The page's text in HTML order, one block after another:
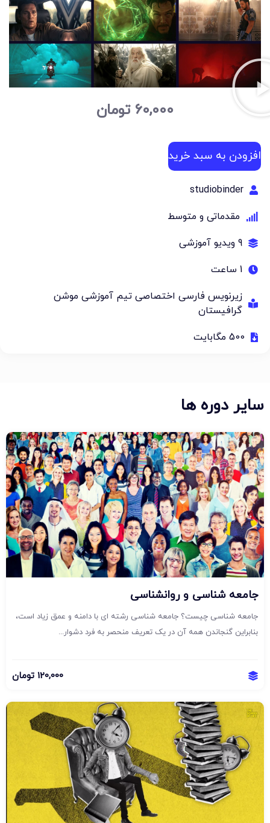
60,000 تومان
افزودن به سبد خرید
studiobinder
مقدماتی و متوسط
9 ویدیو آموزشی
1 ساعت
زیرنویس فارسی اختصاصی تیم آموزشی موشن
گرافیستان
500 مگابایت
سایر دوره ها
جامعه شناسی و روانشناسی
جامعه شناسی چیست؟ جامعه شناسی رشته ای با دامنه و عمق زیاد است،
بنابراین گنجاندن همه آن در یک تعریف منحصر به فرد دشوار...
120,000 تومان